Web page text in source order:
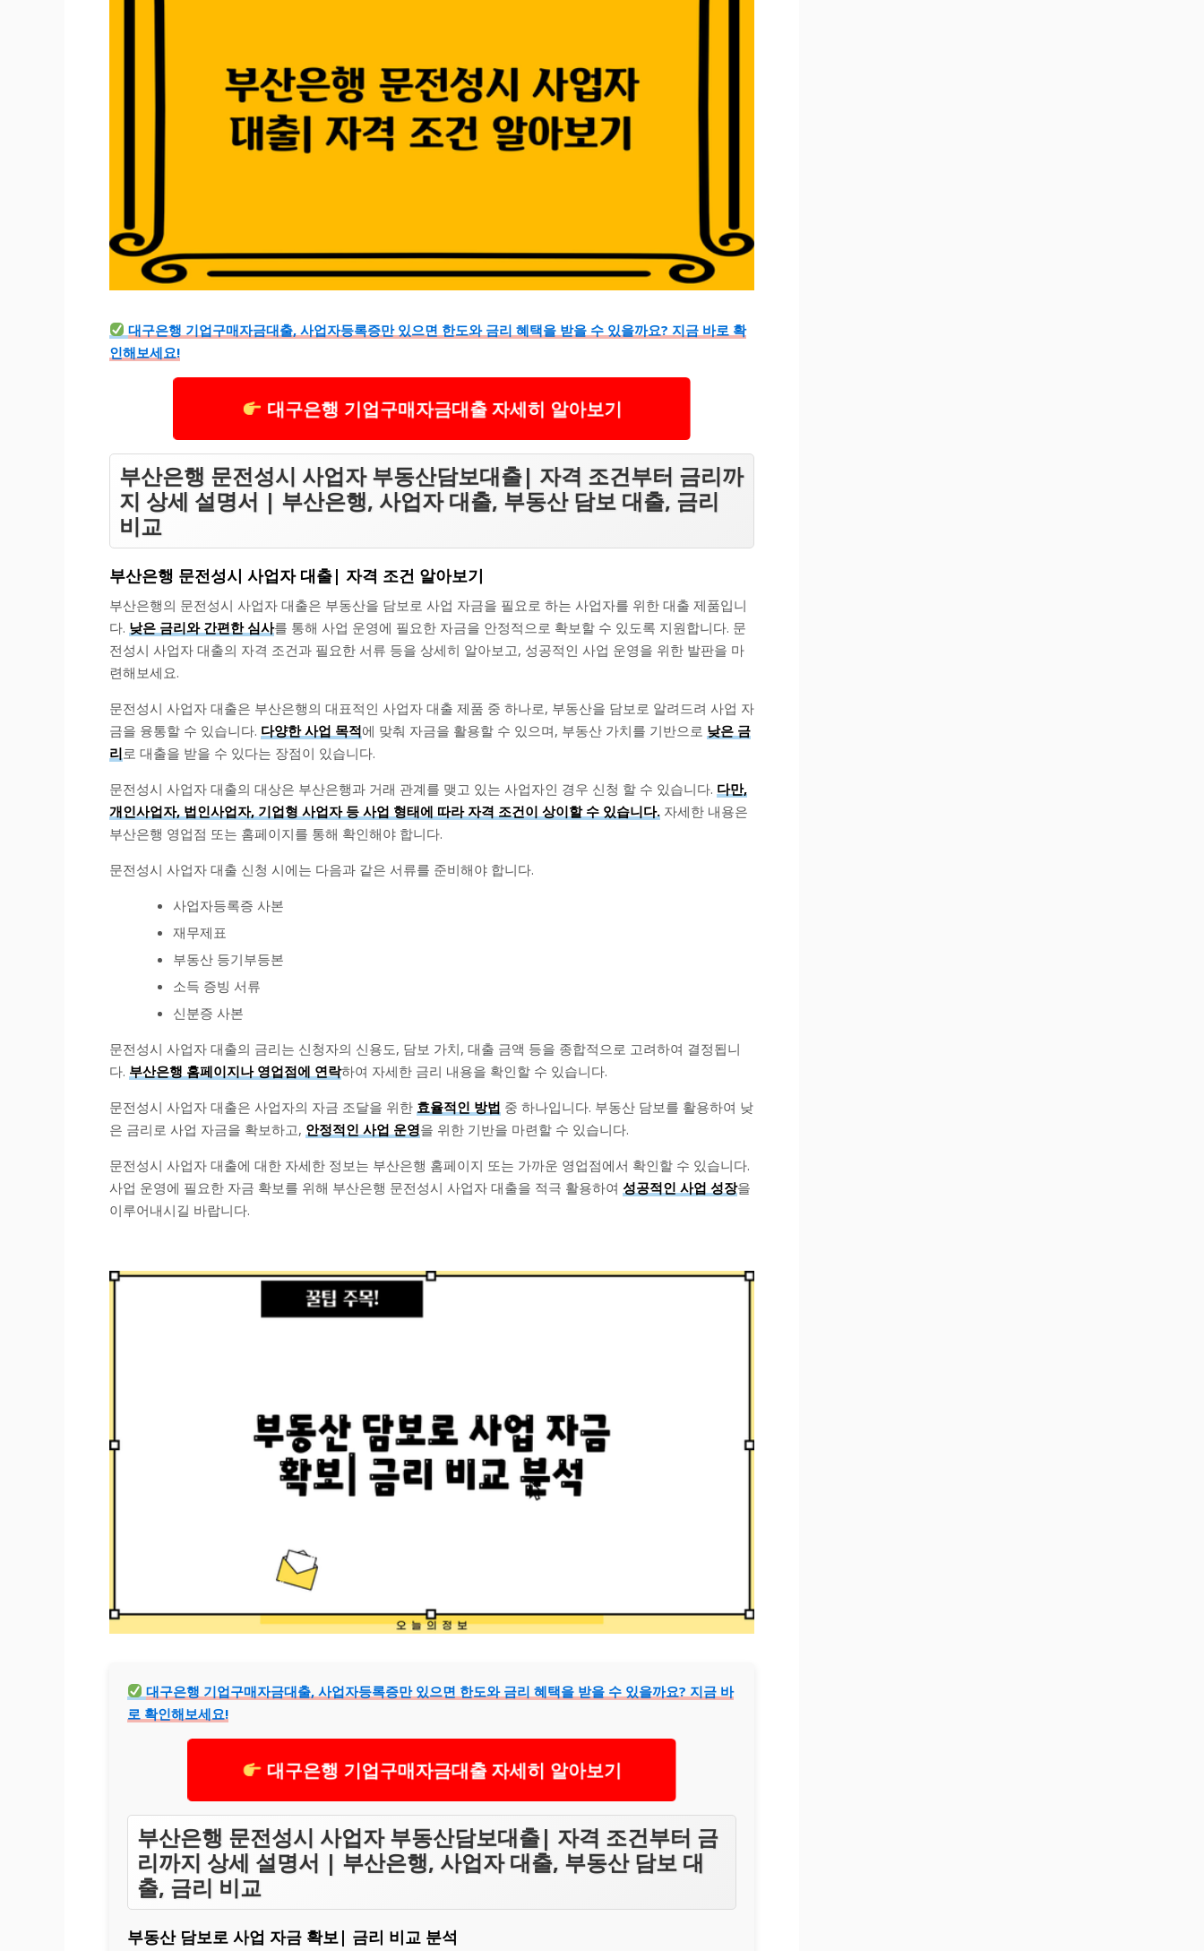
대구은행 기업구매자금대출, 사업자등록증만 있으면 한도와 금리 혜택을 받을 수 있을까요? 지금 바로 확
인해보세요!
대구은행 기업구매자금대출 자세히 알아보기
부산은행 문전성시 사업자 부동산담보대출| 자격 조건부터 금리까
지 상세 설명서 | 부산은행, 사업자 대출, 부동산 담보 대출, 금리
비교
부산은행 문전성시 사업자 대출| 자격 조건 알아보기
부산은행의 문전성시 사업자 대출은 부동산을 담보로 사업 자금을 필요로 하는 사업자를 위한 대출 제품입니
다. 낮은 금리와 간편한 심사를 통해 사업 운영에 필요한 자금을 안정적으로 확보할 수 있도록 지원합니다. 문
전성시 사업자 대출의 자격 조건과 필요한 서류 등을 상세히 알아보고, 성공적인 사업 운영을 위한 발판을 마
련해보세요.
문전성시 사업자 대출은 부산은행의 대표적인 사업자 대출 제품 중 하나로, 부동산을 담보로 알려드려 사업 자
금을 융통할 수 있습니다. 다양한 사업 목적에 맞춰 자금을 활용할 수 있으며, 부동산 가치를 기반으로 낮은 금
리로 대출을 받을 수 있다는 장점이 있습니다.
문전성시 사업자 대출의 대상은 부산은행과 거래 관계를 맺고 있는 사업자인 경우 신청 할 수 있습니다. 다만,
개인사업자, 법인사업자, 기업형 사업자 등 사업 형태에 따라 자격 조건이 상이할 수 있습니다. 자세한 내용은
부산은행 영업점 또는 홈페이지를 통해 확인해야 합니다.
문전성시 사업자 대출 신청 시에는 다음과 같은 서류를 준비해야 합니다.
사업자등록증 사본
재무제표
부동산 등기부등본
소득 증빙 서류
신분증 사본
문전성시 사업자 대출의 금리는 신청자의 신용도, 담보 가치, 대출 금액 등을 종합적으로 고려하여 결정됩니
다. 부산은행 홈페이지나 영업점에 연락하여 자세한 금리 내용을 확인할 수 있습니다.
문전성시 사업자 대출은 사업자의 자금 조달을 위한 효율적인 방법 중 하나입니다. 부동산 담보를 활용하여 낮
은 금리로 사업 자금을 확보하고, 안정적인 사업 운영을 위한 기반을 마련할 수 있습니다.
문전성시 사업자 대출에 대한 자세한 정보는 부산은행 홈페이지 또는 가까운 영업점에서 확인할 수 있습니다.
사업 운영에 필요한 자금 확보를 위해 부산은행 문전성시 사업자 대출을 적극 활용하여 성공적인 사업 성장을
이루어내시길 바랍니다.
대구은행 기업구매자금대출, 사업자등록증만 있으면 한도와 금리 혜택을 받을 수 있을까요? 지금 바
로 확인해보세요!
대구은행 기업구매자금대출 자세히 알아보기
부산은행 문전성시 사업자 부동산담보대출| 자격 조건부터 금
리까지 상세 설명서 | 부산은행, 사업자 대출, 부동산 담보 대
출, 금리 비교
부동산 담보로 사업 자금 확보| 금리 비교 분석